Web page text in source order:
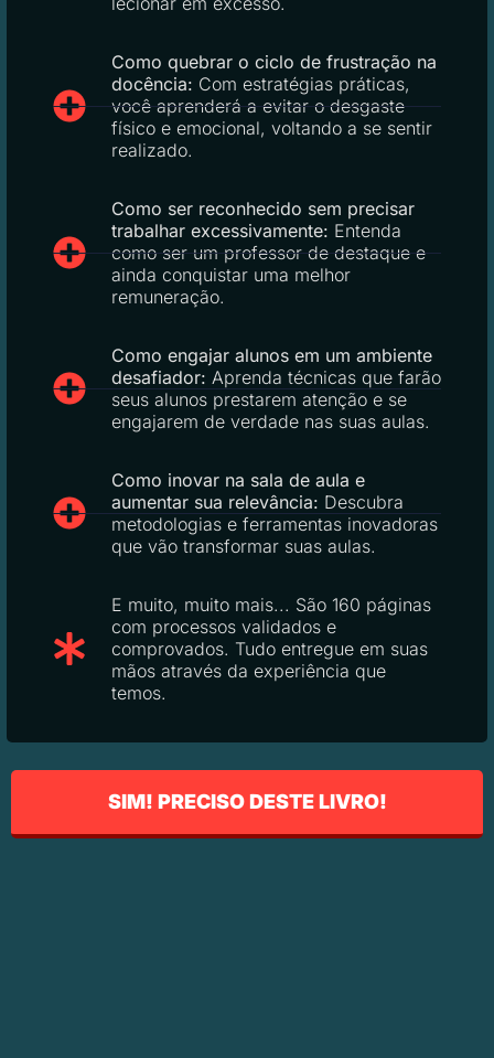
Como quebrar o ciclo de frustração na
docência: Com estratégias práticas,
você aprenderá a evitar o desgaste
físico e emocional, voltando a se sentir
realizado.
Como ser reconhecido sem precisar
trabalhar excessivamente: Entenda
como ser um professor de destaque e
ainda conquistar uma melhor
remuneração.
Como engajar alunos em um ambiente
desafiador: Aprenda técnicas que farão
seus alunos prestarem atenção e se
engajarem de verdade nas suas aulas.
Como inovar na sala de aula e
aumentar sua relevância: Descubra
metodologias e ferramentas inovadoras
que vão transformar suas aulas.
E muito, muito mais... São 160 páginas
com processos validados e
comprovados. Tudo entregue em suas
mãos através da experiência que
temos.
SIM! PRECISO DESTE LIVRO!